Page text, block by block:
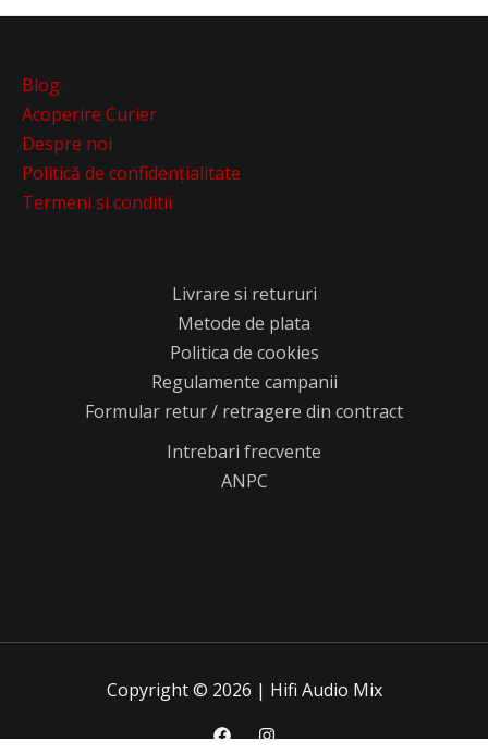
Blog
Acoperire Curier
Despre noi
Politică de confidențialitate
Termeni si conditii
Livrare si retururi
Metode de plata
Politica de cookies
Regulamente campanii
Formular retur / retragere din contract
Intrebari frecvente
ANPC
Copyright © 2026 | Hifi Audio Mix